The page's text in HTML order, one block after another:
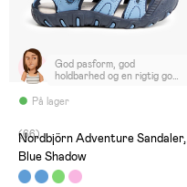
På lager
God pasform, god
holdbarhed og en rigtig god
(66)
Nordbjörn Adventure Sandaler,
Blue Shadow